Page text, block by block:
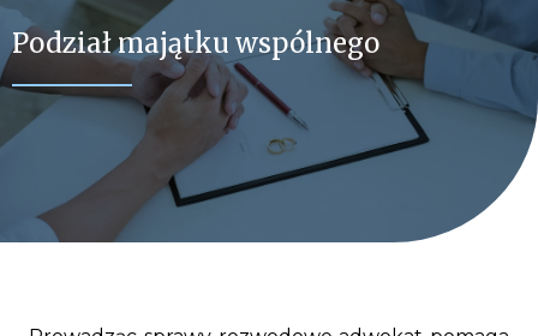
Podział majątku wspólnego